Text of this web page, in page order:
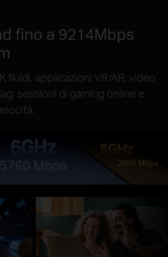
fino a 9214Mbps
fluidi, applicazioni VR/AR, video
sessioni di gaming online e
6GHz
5760 Mbps
5GHz
2880 Mbps